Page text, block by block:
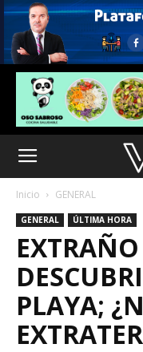
Inicio GENERAL
GENERAL ÚLTIMA HORA
EXTRAÑO
PLAYA;